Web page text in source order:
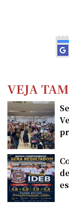
VEJA